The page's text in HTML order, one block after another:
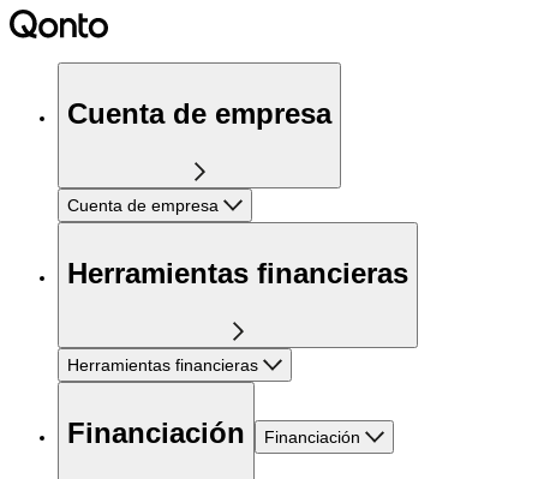
Cuenta de empresa
Cuenta de empresa
Herramientas financieras
Herramientas financieras
Financiación Financiación